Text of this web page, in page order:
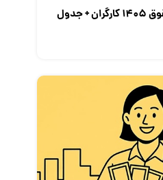
بررسی میزان افزایش حقوق 1405 کارگران + جدول